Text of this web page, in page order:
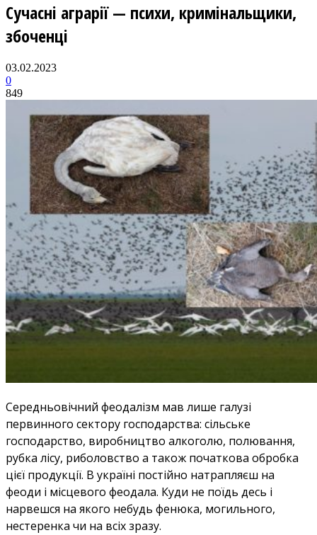
Сучасні аграрії — психи, кримінальщики,
збоченці
03.02.2023
0
849
Cередньовічний феодалізм мав лише галузі
первинного сектору господарства: сільське
господарство, виробництво алкоголю, полювання,
рубка лісу, риболовство а також початкова обробка
цієї продукції. В україні постійно натрапляєш на
феоди і місцевого феодала. Куди не поїдь десь і
нарвешся на якого небудь фенюка, могильного,
нестеренка чи на всіх зразу.